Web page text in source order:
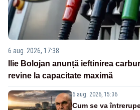
6 aug. 2026, 17:38
Ilie Bolojan anunță ieftinirea
revine la capacitate maximă
6 aug. 2026, 15:36
Cum se va